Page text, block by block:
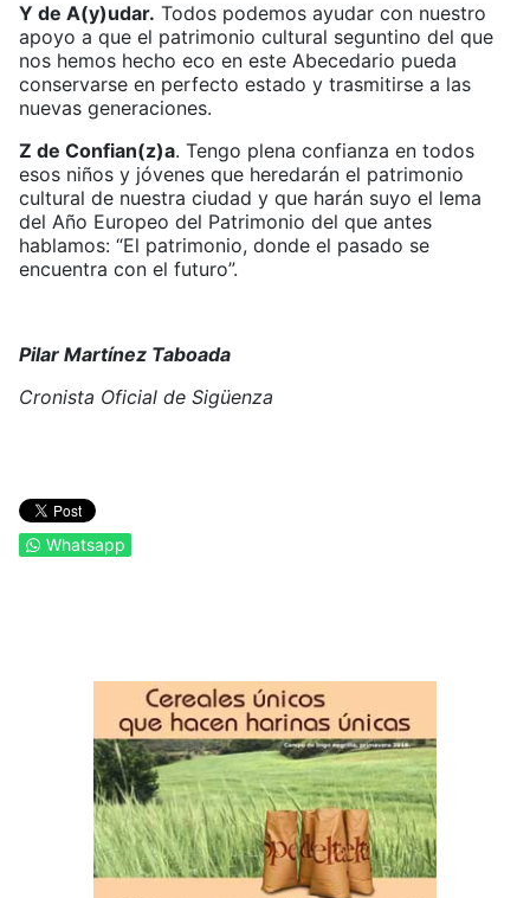
Y de A(y)udar. Todos podemos ayudar con nuestro
apoyo a que el patrimonio cultural seguntino del que
nos hemos hecho eco en este Abecedario pueda
conservarse en perfecto estado y trasmitirse a las
nuevas generaciones.
Z de Confian(z)a. Tengo plena confianza en todos
esos niños y jóvenes que heredarán el patrimonio
cultural de nuestra ciudad y que harán suyo el lema
del Año Europeo del Patrimonio del que antes
hablamos: “El patrimonio, donde el pasado se
encuentra con el futuro”.
Pilar Martínez Taboada
Cronista Oficial de Sigüenza
Whatsapp